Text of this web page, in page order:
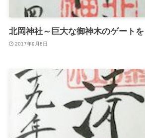
北岡神社～巨大な御神木のゲート
2017年9月8日